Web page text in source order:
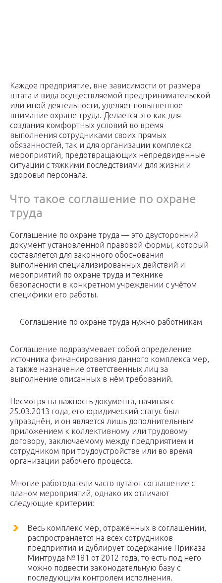
Каждое предприятие, вне зависимости от размера
штата и вида осуществляемой предпринимательской
или иной деятельности, уделяет повышенное
внимание охране труда. Делается это как для
создания комфортных условий во время
выполнения сотрудниками своих прямых
обязанностей, так и для организации комплекса
мероприятий, предотвращающих непредвиденные
ситуации с тяжкими последствиями для жизни и
здоровья персонала.
Что такое соглашение по охране
труда
Соглашение по охране труда — это двусторонний
документ установленной правовой формы, который
составляется для законного обоснования
выполнения специализированных действий и
мероприятий по охране труда и технике
безопасности в конкретном учреждении с учётом
специфики его работы.
Соглашение по охране труда нужно работникам
Соглашение подразумевает собой определение
источника финансирования данного комплекса мер,
а также назначение ответственных лиц за
выполнение описанных в нём требований.
Несмотря на важность документа, начиная с
25.03.2013 года, его юридический статус был
упразднён, и он является лишь дополнительным
приложением к коллективному или трудовому
договору, заключаемому между предприятием и
сотрудником при трудоустройстве или во время
организации рабочего процесса.
Многие работодатели часто путают соглашение с
планом мероприятий, однако их отличают
следующие критерии:
Весь комплекс мер, отражённых в соглашении,
распространяется на всех сотрудников
предприятия и дублирует содержание Приказа
Минтруда №181 от 2012 года, то есть под него
можно подвести законодательную базу с
последующим контролем исполнения.